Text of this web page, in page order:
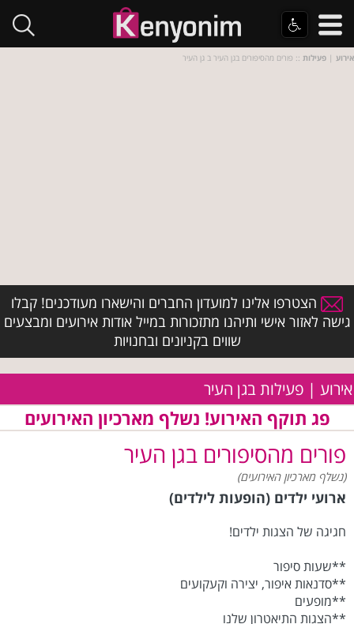
אירוע | פעילות :: פורים מהסיפורים בגן העיר ב גן העיר
הצטרפו אלינו למועדון החברים והישארו מעודכנים! קבלו
גישה לאזור אישי ותיהנו מתזכורות במייל אודות אירועים ומבצעים
שווים בקניונים ובחנויות
אירוע | פעילות בגן העיר
פג תוקף האירוע! נשלף מארכיון האירועים
פורים מהסיפורים בגן העיר
(נשלף מארכיון האירועים)
ארועי ילדים (הופעות לילדים)
חגיגה של הצגות ילדים!
**שעות סיפור
**סדנאות איפור, יצירה וקעקועים
**מופעים
**הצגות התיאטרון שלנו